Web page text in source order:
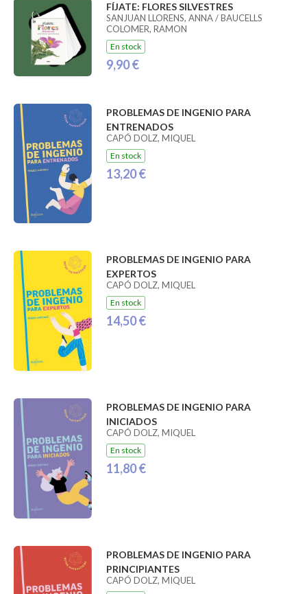
FÍJATE: FLORES SILVESTRES
SANJUAN LLORENS, ANNA / BAUCELLS
COLOMER, RAMON
En stock
9,90 €
PROBLEMAS DE INGENIO PARA
ENTRENADOS
CAPÓ DOLZ, MIQUEL
En stock
13,20 €
PROBLEMAS DE INGENIO PARA
EXPERTOS
CAPÓ DOLZ, MIQUEL
En stock
14,50 €
PROBLEMAS DE INGENIO PARA
INICIADOS
CAPÓ DOLZ, MIQUEL
En stock
11,80 €
PROBLEMAS DE INGENIO PARA
PRINCIPIANTES
CAPÓ DOLZ, MIQUEL